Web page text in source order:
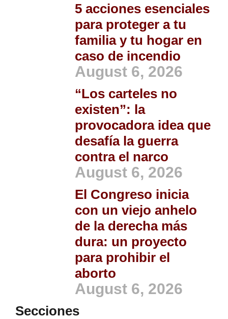
5 acciones esenciales
para proteger a tu
familia y tu hogar en
caso de incendio
August 6, 2026
“Los carteles no
existen”: la
provocadora idea que
desafía la guerra
contra el narco
August 6, 2026
El Congreso inicia
con un viejo anhelo
de la derecha más
dura: un proyecto
para prohibir el
aborto
August 6, 2026
Secciones